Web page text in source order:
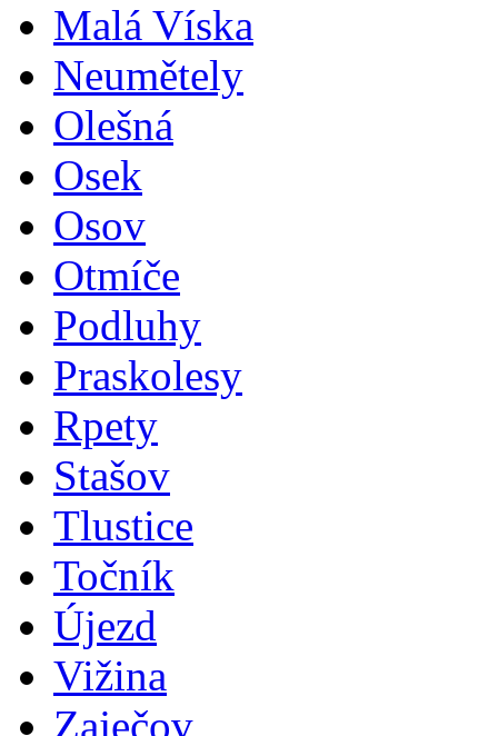
Malá Víska
Neumětely
Olešná
Osek
Osov
Otmíče
Podluhy
Praskolesy
Rpety
Stašov
Tlustice
Točník
Újezd
Vižina
Zaječov